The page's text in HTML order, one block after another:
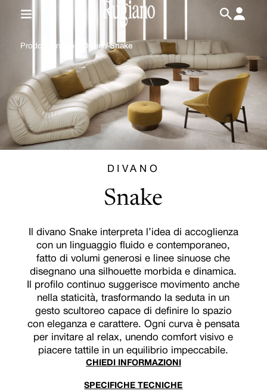
Prodotti Indoor Divani/Snake
DIVANO
Snake
Il divano Snake interpreta l’idea di accoglienza
con un linguaggio fluido e contemporaneo,
fatto di volumi generosi e linee sinuose che
disegnano una silhouette morbida e dinamica.
Il profilo continuo suggerisce movimento anche
nella staticità, trasformando la seduta in un
gesto scultoreo capace di definire lo spazio
con eleganza e carattere. Ogni curva è pensata
per invitare al relax, unendo comfort visivo e
piacere tattile in un equilibrio impeccabile.
CHIEDI INFORMAZIONI
SPECIFICHE TECNICHE